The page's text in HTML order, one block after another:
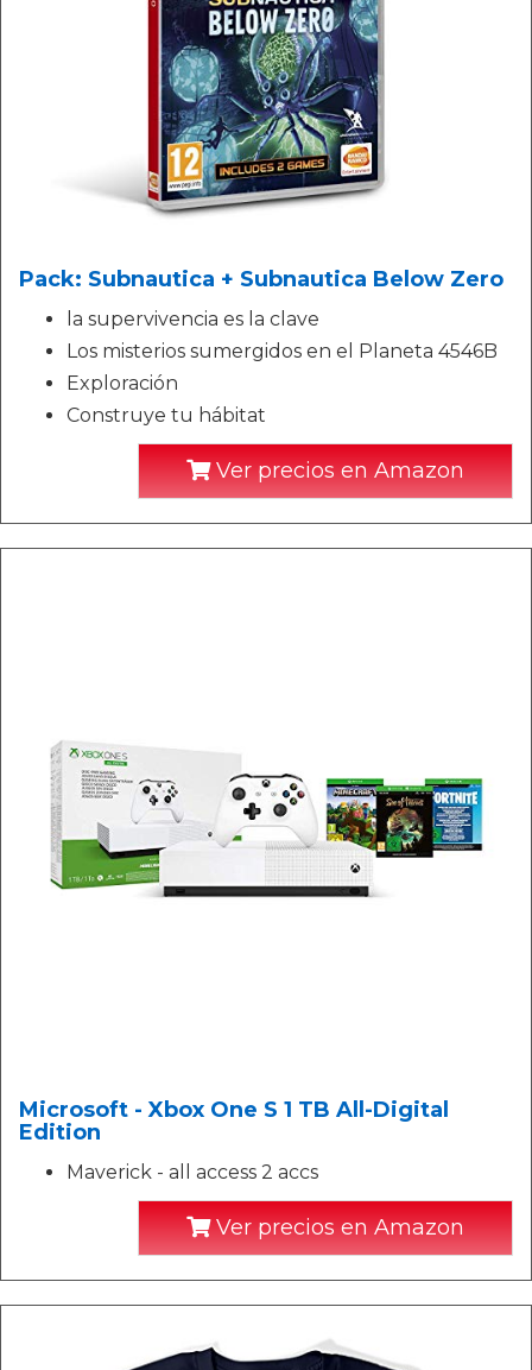
Pack: Subnautica + Subnautica Below Zero
la supervivencia es la clave
Los misterios sumergidos en el Planeta 4546B
Exploración
Construye tu hábitat
Ver precios en Amazon
Microsoft - Xbox One S 1 TB All-Digital
Edition
Maverick - all access 2 accs
Ver precios en Amazon